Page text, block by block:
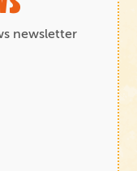
newsletter